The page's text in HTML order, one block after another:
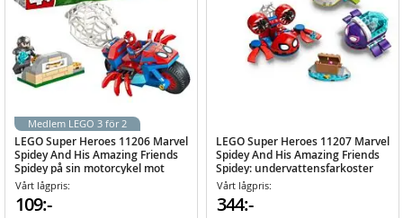
LEGO Super Heroes 11206 Marvel
Spidey And His Amazing Friends
Spidey på sin motorcykel mot
Rhino
Vårt lågpris:
109:-
Medlem LEGO 3 för 2
LEGO Super Heroes 11207 Marvel
Spidey And His Amazing Friends
Spidey: undervattensfarkoster
Vårt lågpris:
344:-